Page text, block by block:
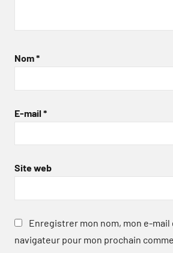
Nom*
E-mail *
Site web
Enregistrer mon nom, mon e-mail
navigateur pour mon prochain